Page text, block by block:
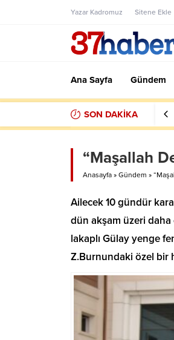
Yazar Kadromuz Sitene Ekle
Ana Sayfa Gündem
SON DAKİKA
“Maşallah
Anasayfa » Gündem »
Ailecek 10 gündür
dün akşam üzeri daha
lakaplı Gülay yenge
Z.Burnundaki özel bir